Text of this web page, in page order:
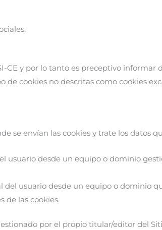
CE y por lo tanto es preceptivo informar
cookies no descritas como cookies
se envían las cookies y trate los datos
usuario desde un equipo o dominio
del usuario desde un equipo o dominio
de las cookies.
por el propio titular/editor del